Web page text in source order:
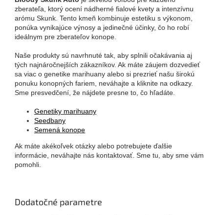
zberateľa, ktorý ocení nádherné fialové kvety a intenzívnu
arómu Skunk. Tento kmeň kombinuje estetiku s výkonom,
ponúka vynikajúce výnosy a jedinečné účinky, čo ho robí
ideálnym pre zberateľov konope.
Naše produkty sú navrhnuté tak, aby splnili očakávania aj
tých najnáročnejších zákazníkov. Ak máte záujem dozvedieť
sa viac o genetike marihuany alebo si prezrieť našu širokú
ponuku konopných fariem, neváhajte a kliknite na odkazy.
Sme presvedčení, že nájdete presne to, čo hľadáte.
Genetiky marihuany
Seedbany
Semená konope
Ak máte akékoľvek otázky alebo potrebujete ďalšie
informácie, neváhajte nás kontaktovať. Sme tu, aby sme vám
pomohli.
Dodatočné parametre